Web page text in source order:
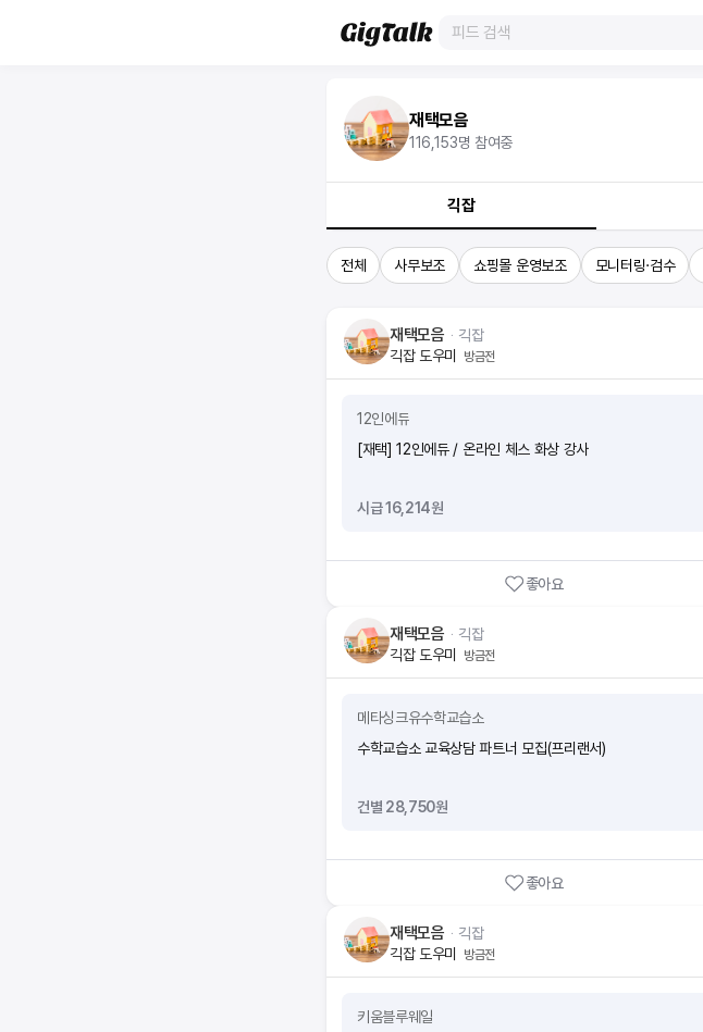
재택모음
116,153명 참여중
긱잡
전체 사무보조 쇼핑몰 운영보조 모니터링·검수
재택모음 ᆞ 긱잡
긱잡 도우미
방금전
12인에듀
[재택] 12인에듀 / 온라인 체스 화상 강사
시급 16,214원
좋아요
재택모음 ᆞ 긱잡
긱잡 도우미
방금전
메타싱크유수학교습소
수학교습소 교육상담 파트너 모집(프리랜서)
건별 28,750원
좋아요
재택모음 ᆞ 긱잡
긱잡 도우미
방금전
키움블루웨일